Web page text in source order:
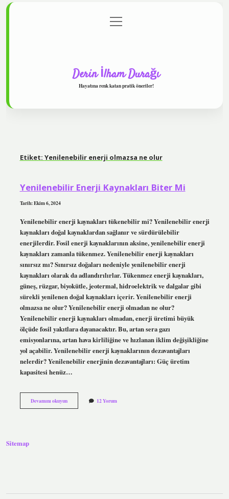
Gizlilik Politikası
menüyü
aç
Derin İlham Durağı
Hayatına renk katan pratik öneriler!
Etiket: Yenilenebilir enerji olmazsa ne olur
Yenilenebilir Enerji Kaynakları Biter Mi
Tarih: Ekim 6, 2024
Yenilenebilir enerji kaynakları tükenebilir mi? Yenilenebilir enerji
kaynakları doğal kaynaklardan sağlanır ve sürdürülebilir
enerjilerdir. Fosil enerji kaynaklarının aksine, yenilenebilir enerji
kaynakları zamanla tükenmez. Yenilenebilir enerji kaynakları
sınırsız mı? Sınırsız doğaları nedeniyle yenilenebilir enerji
kaynakları olarak da adlandırılırlar. Tükenmez enerji kaynakları,
güneş, rüzgar, biyokütle, jeotermal, hidroelektrik ve dalgalar gibi
sürekli yenilenen doğal kaynakları içerir. Yenilenebilir enerji
olmazsa ne olur? Yenilenebilir enerji olmadan ne olur?
Yenilenebilir enerji kaynakları olmadan, enerji üretimi büyük
ölçüde fosil yakıtlara dayanacaktır. Bu, artan sera gazı
emisyonlarına, artan hava kirliliğine ve hızlanan iklim değişikliğine
yol açabilir. Yenilenebilir enerji kaynaklarının dezavantajları
nelerdir? Yenilenebilir enerjinin dezavantajları: Güç üretim
kapasitesi henüz…
Devamını okuyunYenilenebilir
Enerji
12 Yorum
Sitemap